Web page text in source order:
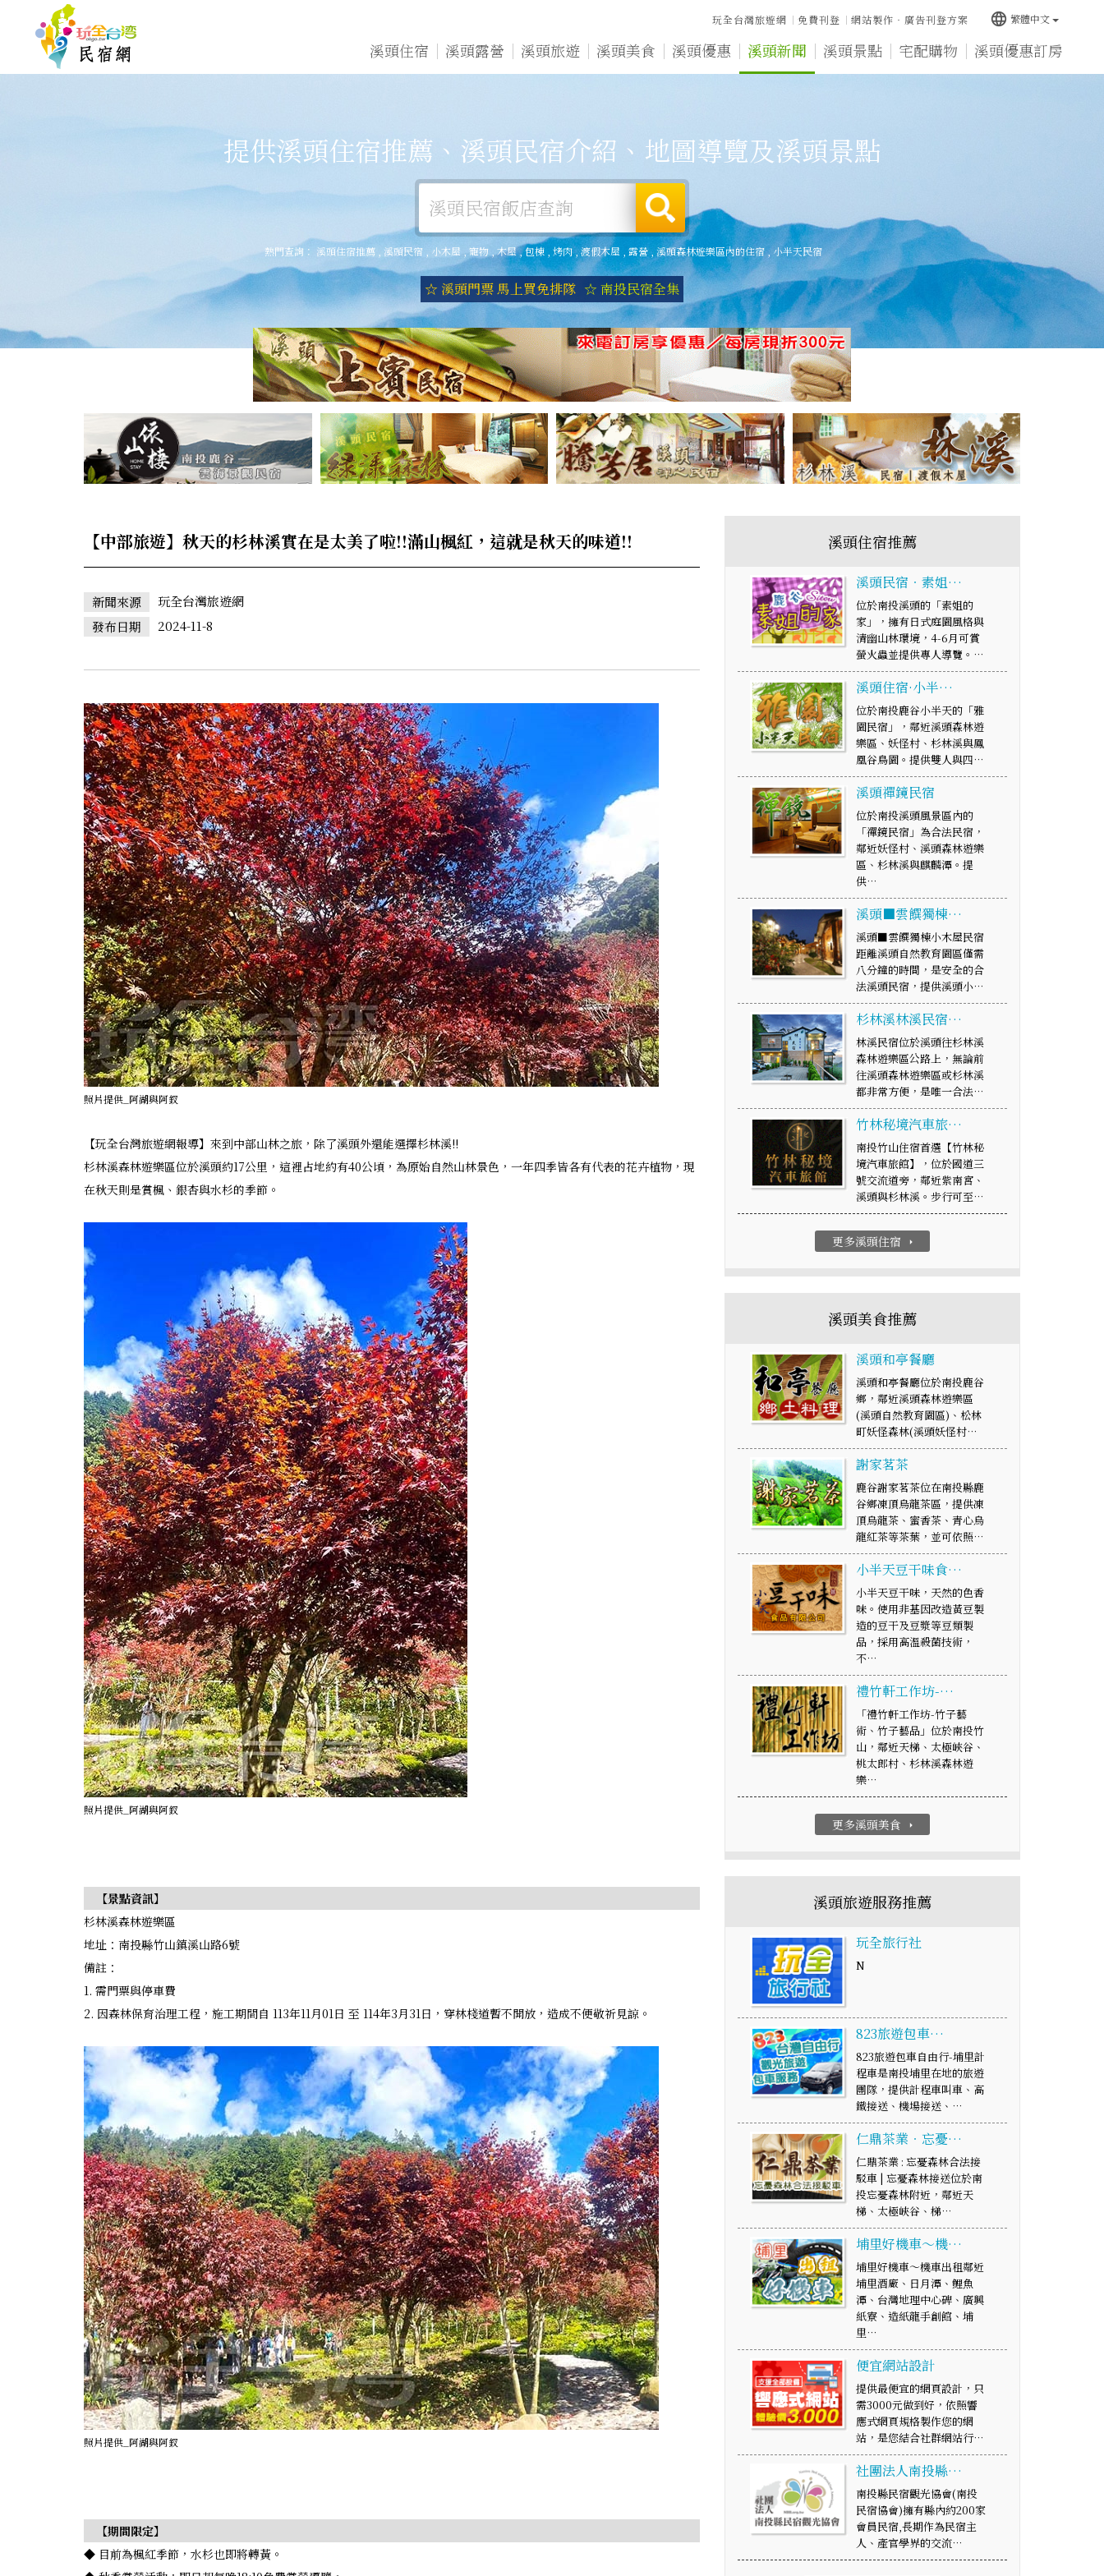
溪頭住宿 溪頭露營 溪頭旅遊 溪頭美食 溪頭優惠 溪頭新聞 溪頭景點 宅配購物 溪頭優惠訂房
玩全台灣旅遊網 免費刊登 網站製作‧廣告刊登方案 language 繁體中文
提供溪頭住宿推薦、溪頭民宿介紹、地圖導覽及溪頭景點
熱門查詢： 溪頭住宿推薦 溪頭民宿 小木屋 ,寵物 木屋,包棟 烤肉,渡假木屋 露營, 溪頭森林遊樂區內的住宿, 小半天民宿
☆ 溪頭門票 馬上買免排隊 ☆ 南投民宿全集
【中部旅遊】秋天的杉林溪實在是太美了啦!!滿山楓紅，這就是秋天的味道!!
新聞來源
玩全台灣旅遊網
發布日期
2024-11-8
照片提供_阿湖與阿釵
【玩全台灣旅遊網報導】來到中部山林之旅，除了溪頭外還能選擇杉林溪!!
杉林溪森林遊樂區位於溪頭約17公里，這裡占地約有40公頃，為原始自然山林景色，一年四季皆各有代表的花卉植物，現
在秋天則是賞楓、銀杏與水杉的季節。
照片提供_阿湖與阿釵
【景點資訊】
杉林溪森林遊樂區
地址：南投縣竹山鎮溪山路6號
備註：
1. 需門票與停車費
2. 因森林保育治理工程，施工期間自 113年11月01日 至 114年3月31日，穿林棧道暫不開放，造成不便敬祈見諒。
照片提供_阿湖與阿釵
【期間限定】
◆ 目前為楓紅季節，水杉也即將轉黃。
溪頭住宿推薦
溪頭民宿‧素姐…
位於南投溪頭的「素姐的
家」，擁有日式庭園風格與
清幽山林環境，4-6月可賞
螢火蟲並提供專人導覽。…
溪頭住宿·小半…
位於南投鹿谷小半天的「雅
園民宿」，鄰近溪頭森林遊
樂區、妖怪村、杉林溪與鳳
凰谷鳥園。提供雙人與四…
溪頭禪鏡民宿
位於南投溪頭風景區內的
「禪鏡民宿」為合法民宿，
鄰近妖怪村、溪頭森林遊樂
區、杉林溪與麒麟潭。提
供…
溪頭■雲饌獨棟…
溪頭■雲饌獨棟小木屋民宿
距離溪頭自然教育園區僅需
八分鐘的時間，是安全的合
法溪頭民宿，提供溪頭小…
杉林溪林溪民宿…
林溪民宿位於溪頭往杉林溪
森林遊樂區公路上，無論前
往溪頭森林遊樂區或杉林溪
都非常方便，是唯一合法…
竹林秘境汽車旅…
南投竹山住宿首選【竹林秘
境汽車旅館】，位於國道三
號交流道旁，鄰近紫南宮、
溪頭與杉林溪。步行可至…
更多溪頭住宿 arrow_right
溪頭美食推薦
溪頭和亭餐廳
溪頭和亭餐廳位於南投鹿谷
鄉，鄰近溪頭森林遊樂區
(溪頭自然教育園區)、松林
町妖怪森林(溪頭妖怪村…
謝家茗茶
鹿谷謝家茗茶位在南投縣鹿
谷鄉凍頂烏龍茶區，提供凍
頂烏龍茶、蜜香茶、青心烏
龍紅茶等茶葉，並可依照…
小半天豆干味食…
小半天豆干味，天然的色香
味。使用非基因改造黃豆製
造的豆干及豆漿等豆類製
品，採用高溫殺菌技術，
不…
禮竹軒工作坊-…
「禮竹軒工作坊-竹子藝
術、竹子藝品」位於南投竹
山，鄰近天梯、太極峽谷、
桃太郎村、杉林溪森林遊
樂…
更多溪頭美食 arrow_right
溪頭旅遊服務推薦
玩全旅行社
N
823旅遊包車…
823旅遊包車自由行-埔里計
程車是南投埔里在地的旅遊
團隊，提供計程車叫車、高
鐵接送、機場接送、…
仁鼎茶業‧忘憂…
仁鼎茶業 : 忘憂森林合法接
駁車 | 忘憂森林接送位於南
投忘憂森林附近，鄰近天
梯、太極峽谷、梯…
埔里好機車～機…
埔里好機車～機車出租鄰近
埔里酒廠、日月潭、鯉魚
潭、台灣地理中心碑、廣興
紙寮、造紙龍手創館、埔
里…
便宜網站設計
提供最便宜的網頁設計，只
需3000元做到好，依照響
應式網頁規格製作您的網
站，是您結合社群網站行…
社團法人南投縣…
南投縣民宿觀光協會(南投
民宿協會)擁有縣內約200家
會員民宿,長期作為民宿主
人、產官學界的交流…